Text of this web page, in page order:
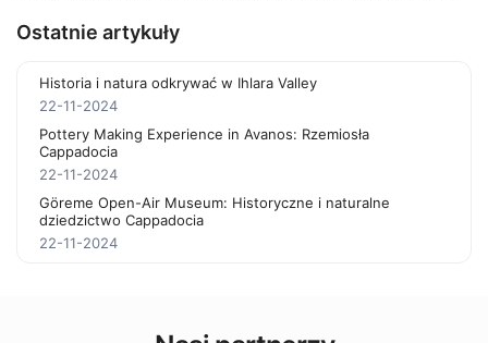
Ostatnie artykuły
Historia i natura odkrywać w Ihlara Valley
22-11-2024
Pottery Making Experience in Avanos: Rzemiosła
Cappadocia
22-11-2024
Göreme Open-Air Museum: Historyczne i naturalne
dziedzictwo Cappadocia
22-11-2024